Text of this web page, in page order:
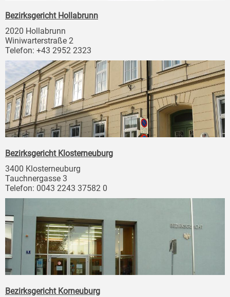
Bezirksgericht Hollabrunn
2020 Hollabrunn
Winiwarterstraße 2
Telefon: +43 2952 2323
Bezirksgericht Klosterneuburg
3400 Klosterneuburg
Tauchnergasse 3
Telefon: 0043 2243 37582 0
Bezirksgericht Korneuburg